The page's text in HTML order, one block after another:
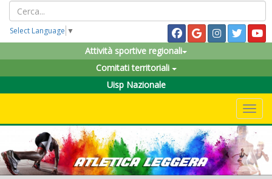
Select Language ▼
Attività sportive regionali
Comitati territoriali
Uisp Nazionale